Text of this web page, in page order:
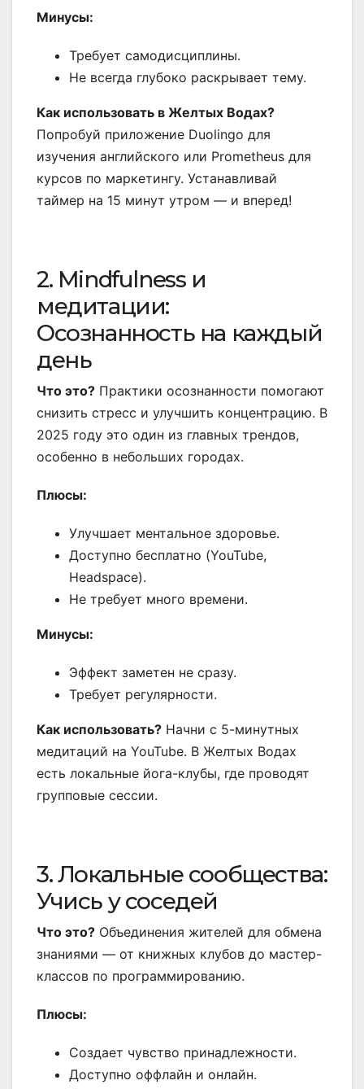
Минусы:
Требует самодисциплины.
Не всегда глубоко раскрывает тему.
Как использовать в Желтых Водах?
Попробуй приложение Duolingo для
изучения английского или Prometheus для
курсов по маркетингу. Устанавливай
таймер на 15 минут утром — и вперед!
2. Mindfulness и
медитации:
Осознанность на каждый
день
Что это? Практики осознанности помогают
снизить стресс и улучшить концентрацию. В
2025 году это один из главных трендов,
особенно в небольших городах.
Плюсы:
Улучшает ментальное здоровье.
Доступно бесплатно (YouTube,
Headspace).
Не требует много времени.
Минусы:
Эффект заметен не сразу.
Требует регулярности.
Как использовать? Начни с 5-минутных
медитаций на YouTube. В Желтых Водах
есть локальные йога-клубы, где проводят
групповые сессии.
3. Локальные сообщества:
Учись у соседей
Что это? Объединения жителей для обмена
знаниями — от книжных клубов до мастер-
классов по программированию.
Плюсы:
Создает чувство принадлежности.
Доступно оффлайн и онлайн.